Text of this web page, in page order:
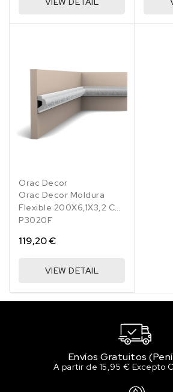
Orac Decor
Orac Decor Moldura
Flexible 200X6,1X3,2 Cm
P3020F
119,20 €
VIEW DETAIL
Envíos Gratuitos
A partir de 15,95 € Excepto